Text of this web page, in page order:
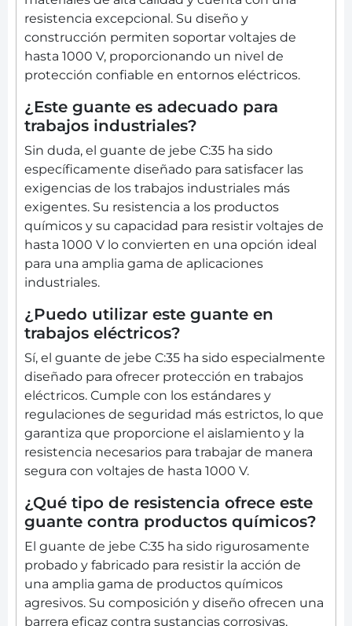
resistencia excepcional. Su diseño y
construcción permiten soportar voltajes de
hasta 1000 V, proporcionando un nivel de
protección confiable en entornos eléctricos.
¿Este guante es adecuado para
trabajos industriales?
Sin duda, el guante de jebe C:35 ha sido
específicamente diseñado para satisfacer las
exigencias de los trabajos industriales más
exigentes. Su resistencia a los productos
químicos y su capacidad para resistir voltajes de
hasta 1000 V lo convierten en una opción ideal
para una amplia gama de aplicaciones
industriales.
¿Puedo utilizar este guante en
trabajos eléctricos?
Sí, el guante de jebe C:35 ha sido especialmente
diseñado para ofrecer protección en trabajos
eléctricos. Cumple con los estándares y
regulaciones de seguridad más estrictos, lo que
garantiza que proporcione el aislamiento y la
resistencia necesarios para trabajar de manera
segura con voltajes de hasta 1000 V.
¿Qué tipo de resistencia ofrece este
guante contra productos químicos?
El guante de jebe C:35 ha sido rigurosamente
probado y fabricado para resistir la acción de
una amplia gama de productos químicos
agresivos. Su composición y diseño ofrecen una
barrera eficaz contra sustancias corrosivas,